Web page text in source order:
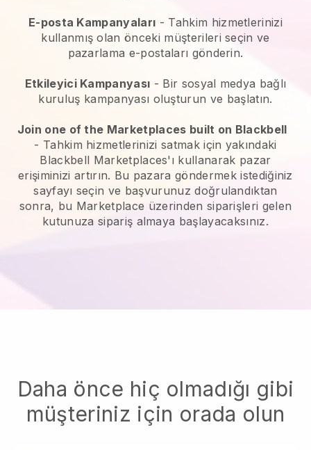
E-posta Kampanyaları - Tahkim hizmetlerinizi
kullanmış olan önceki müşterileri seçin ve
pazarlama e-postaları gönderin.
Etkileyici Kampanyası - Bir sosyal medya bağlı
kuruluş kampanyası oluşturun ve başlatın.
Join one of the Marketplaces built on Blackbell
- Tahkim hizmetlerinizi satmak için yakındaki
Blackbell Marketplaces'ı kullanarak pazar
erişiminizi artırın. Bu pazara göndermek istediğiniz
sayfayı seçin ve başvurunuz doğrulandıktan
sonra, bu Marketplace üzerinden siparişleri gelen
kutunuza sipariş almaya başlayacaksınız.
Daha önce hiç olmadığı gibi
müşteriniz için orada olun